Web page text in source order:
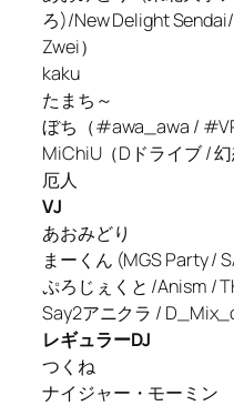
ろ)/New Delight
Zwei）
kaku
たまち～
ぼち（#awa_awa /
MiChiU（Dドライブ / 幻
厄人
VJ
あおみどり
まーくん (MGS Party /
ぷろじぇくと /Anism /
Say2アニクラ /
レギュラーDJ
つくね
ナイジャー・モーミン